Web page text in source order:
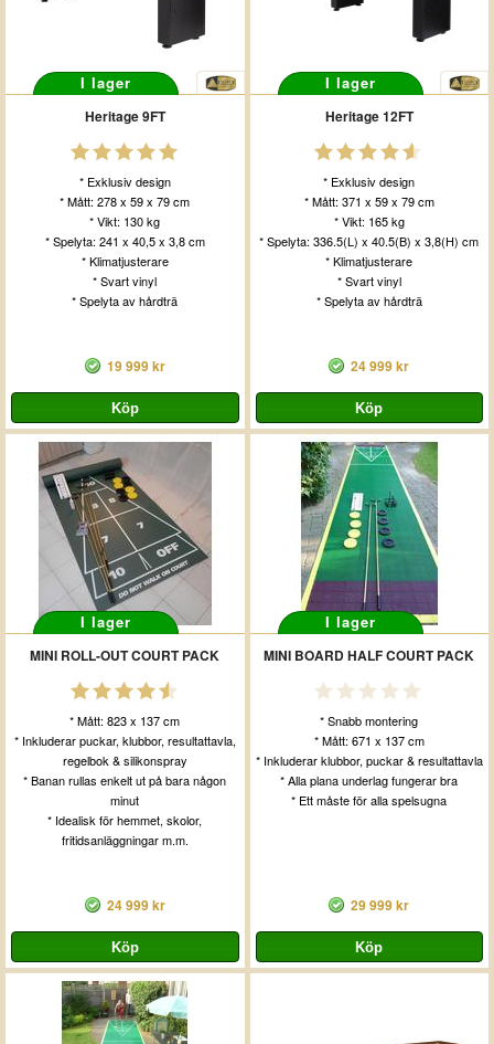
I lager
Heritage 9FT
* Exklusiv design
* Mått: 278 x 59 x 79 cm
* Vikt: 130 kg
* Spelyta: 241 x 40,5 x 3,8 cm
* Klimatjusterare
* Svart vinyl
* Spelyta av hårdträ
19 999 kr
I lager
Heritage 12FT
* Exklusiv design
* Mått: 371 x 59 x 79 cm
* Vikt: 165 kg
* Spelyta: 336.5(L) x 40.5(B) x 3,8(H) cm
* Klimatjusterare
* Svart vinyl
* Spelyta av hårdträ
24 999 kr
I lager
MINI ROLL-OUT COURT PACK
* Mått: 823 x 137 cm
* Inkluderar puckar, klubbor, resultattavla,
regelbok & silikonspray
* Banan rullas enkelt ut på bara någon
minut
* Idealisk för hemmet, skolor,
fritidsanläggningar m.m.
24 999 kr
I lager
MINI BOARD HALF COURT PACK
* Snabb montering
* Mått: 671 x 137 cm
* Inkluderar klubbor, puckar & resultattavla
* Alla plana underlag fungerar bra
* Ett måste för alla spelsugna
29 999 kr